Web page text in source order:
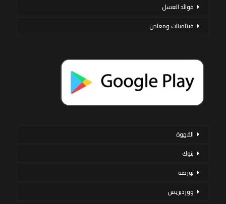
فوائد العسل
فيتامينات ومعادن
القهوة
بنوك
بورصة
ووردبريس